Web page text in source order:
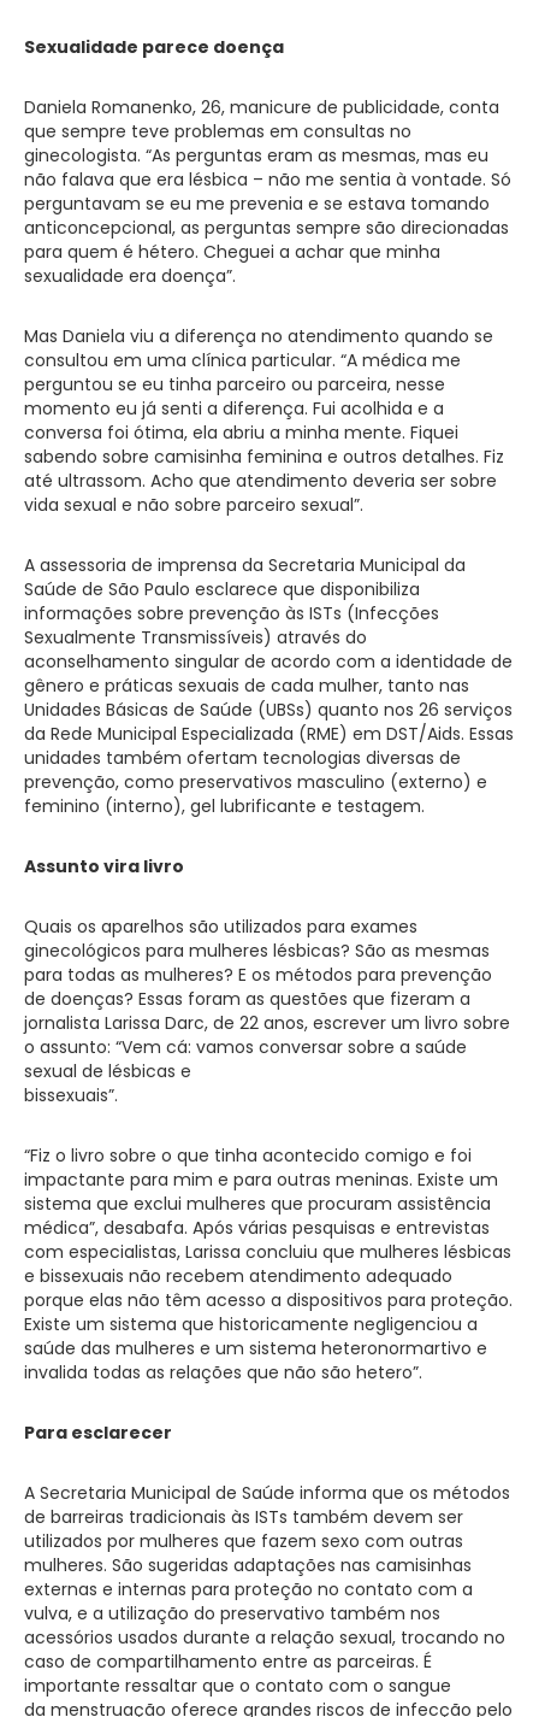
Sexualidade parece doença
Daniela Romanenko, 26, manicure de publicidade, conta
que sempre teve problemas em consultas no
ginecologista. “As perguntas eram as mesmas, mas eu
não falava que era lésbica – não me sentia à vontade. Só
perguntavam se eu me prevenia e se estava tomando
anticoncepcional, as perguntas sempre são direcionadas
para quem é hétero. Cheguei a achar que minha
sexualidade era doença”.
Mas Daniela viu a diferença no atendimento quando se
consultou em uma clínica particular. “A médica me
perguntou se eu tinha parceiro ou parceira, nesse
momento eu já senti a diferença. Fui acolhida e a
conversa foi ótima, ela abriu a minha mente. Fiquei
sabendo sobre camisinha feminina e outros detalhes. Fiz
até ultrassom. Acho que atendimento deveria ser sobre
vida sexual e não sobre parceiro sexual”.
A assessoria de imprensa da Secretaria Municipal da
Saúde de São Paulo esclarece que disponibiliza
informações sobre prevenção às ISTs (Infecções
Sexualmente Transmissíveis) através do
aconselhamento singular de acordo com a identidade de
gênero e práticas sexuais de cada mulher, tanto nas
Unidades Básicas de Saúde (UBSs) quanto nos 26 serviços
da Rede Municipal Especializada (RME) em DST/Aids. Essas
unidades também ofertam tecnologias diversas de
prevenção, como preservativos masculino (externo) e
feminino (interno), gel lubrificante e testagem.
Assunto vira livro
Quais os aparelhos são utilizados para exames
ginecológicos para mulheres lésbicas? São as mesmas
para todas as mulheres? E os métodos para prevenção
de doenças? Essas foram as questões que fizeram a
jornalista Larissa Darc, de 22 anos, escrever um livro sobre
o assunto: “Vem cá: vamos conversar sobre a saúde
sexual de lésbicas e
bissexuais”.
“Fiz o livro sobre o que tinha acontecido comigo e foi
impactante para mim e para outras meninas. Existe um
sistema que exclui mulheres que procuram assistência
médica”, desabafa. Após várias pesquisas e entrevistas
com especialistas, Larissa concluiu que mulheres lésbicas
e bissexuais não recebem atendimento adequado
porque elas não têm acesso a dispositivos para proteção.
Existe um sistema que historicamente negligenciou a
saúde das mulheres e um sistema heteronormartivo e
invalida todas as relações que não são hetero”.
Para esclarecer
A Secretaria Municipal de Saúde informa que os métodos
de barreiras tradicionais às ISTs também devem ser
utilizados por mulheres que fazem sexo com outras
mulheres. São sugeridas adaptações nas camisinhas
externas e internas para proteção no contato com a
vulva, e a utilização do preservativo também nos
acessórios usados durante a relação sexual, trocando no
caso de compartilhamento entre as parceiras. É
importante ressaltar que o contato com o sangue
da menstruação oferece grandes riscos de infecção pelo